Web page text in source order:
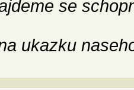
se
ukazku